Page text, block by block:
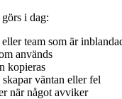
i dag:
team som är
används
kopieras
väntan eller fel
när något avviker